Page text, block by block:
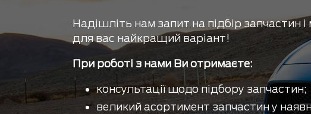
Надішліть нам запит на підбір запчастин
для вас найкращий варіант!
При роботі з нами Ви отримаєте:
консультації щодо підбору запчастин;
великий асортимент запчастин у